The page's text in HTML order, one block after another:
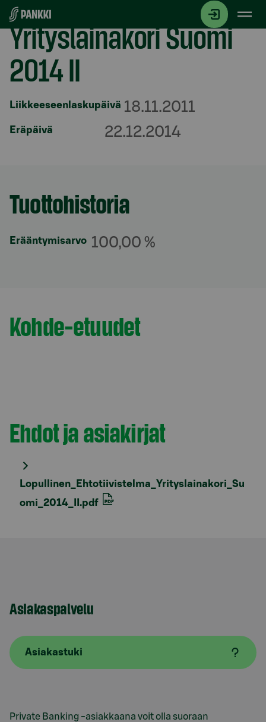
Siirry suoraan sisältöön
Yrityslainakori Suomi
2014 II
Liikkeeseenlaskupäivä 18.11.2011
Eräpäivä 22.12.2014
Osio otsikolla
Tuottohistoria
Erääntymisarvo 100,00 %
Osio otsikolla
Kohde-etuudet
Osio otsikolla
Ehdot ja asiakirjat
Lopullinen_Ehtotiivistelma_Yrityslainakori_Su
omi_2014_II.pdf
Asiakaspalvelu
Asiakastuki
Private Banking -asiakkaana voit olla suoraan